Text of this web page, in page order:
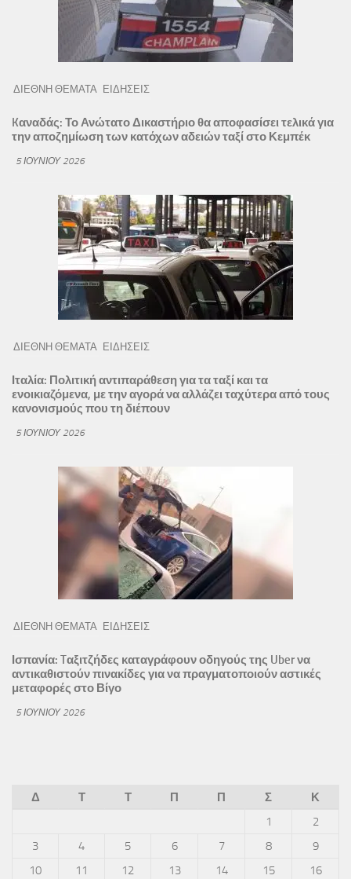
ΔΙΕΘΝΗ ΘΕΜΑΤΑ ΕΙΔΗΣΕΙΣ
Kαναδάς: Το Ανώτατο Δικαστήριο θα αποφασίσει τελικά για
την αποζημίωση των κατόχων αδειών ταξί στο Κεμπέκ
5 ΙΟΥΝΊΟΥ 2026
ΔΙΕΘΝΗ ΘΕΜΑΤΑ ΕΙΔΗΣΕΙΣ
Ιταλία: Πολιτική αντιπαράθεση για τα ταξί και τα
ενοικιαζόμενα, με την αγορά να αλλάζει ταχύτερα από τους
κανονισμούς που τη διέπουν
5 ΙΟΥΝΊΟΥ 2026
ΔΙΕΘΝΗ ΘΕΜΑΤΑ ΕΙΔΗΣΕΙΣ
Ισπανία: Tαξιτζήδες καταγράφουν οδηγούς της Uber να
αντικαθιστούν πινακίδες για να πραγματοποιούν αστικές
μεταφορές στο Βίγο
5 ΙΟΥΝΊΟΥ 2026
Δ Τ Τ Π Π Σ
Κ
1
2
3
4 5 6 7 8
9
10
11 12 13 14 15
16